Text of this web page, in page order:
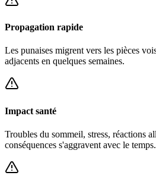
Propagation rapide
Les punaises migrent vers les pièces
adjacents en quelques semaines.
Impact santé
Troubles du sommeil, stress, réactions
conséquences s'aggravent avec le temps.